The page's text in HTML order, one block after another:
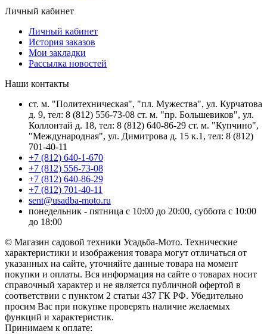
Личный кабинет
Личный кабинет
История заказов
Мои закладки
Рассылка новостей
Наши контакты
ст. м. "Политехническая", "пл. Мужества", ул. Курчатова
д. 9, тел: 8 (812) 556-73-08 ст. м. "пр. Большевиков", ул.
Коллонтай д. 18, тел: 8 (812) 640-86-29 ст. м. "Купчино",
"Международная", ул. Димитрова д. 15 к.1, тел: 8 (812)
701-40-11
+7 (812) 640-1-670
+7 (812) 556-73-08
+7 (812) 640-86-29
+7 (812) 701-40-11
sent@usadba-moto.ru
понедельник - пятница с 10:00 до 20:00, суббота с 10:00
до 18:00
© Магазин садовой техники Усадьба-Мото. Технические
характеристики и изображения товара могут отличаться от
указанных на сайте, уточняйте данные товара на момент
покупки и оплаты. Вся информация на сайте о товарах носит
справочный характер и не является публичной офертой в
соответствии с пунктом 2 статьи 437 ГК РФ. Убедительно
просим Вас при покупке проверять наличие желаемых
функций и характеристик.
Принимаем к оплате: